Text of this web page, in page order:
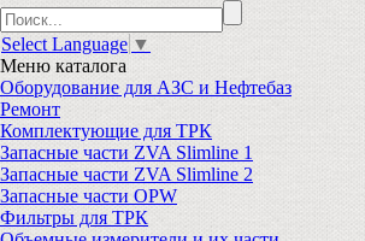
Select Language ▼
Меню каталога
Оборудование для АЗС и Нефтебаз
Ремонт
Комплектующие для ТРК
Запасные части ZVA Slimline 1
Запасные части ZVA Slimline 2
Запасные части OPW
Фильтры для ТРК